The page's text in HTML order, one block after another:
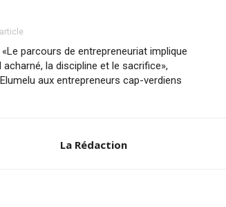
parcours de entrepreneuriat implique
acharné, la discipline et le sacrifice»,
aux entrepreneurs cap-verdiens
La Rédaction